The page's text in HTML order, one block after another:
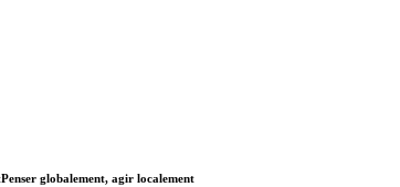
Penser globalement, agir localement